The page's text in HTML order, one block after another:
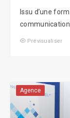
Issu d’une
communication,
Prévisualiser
Agence